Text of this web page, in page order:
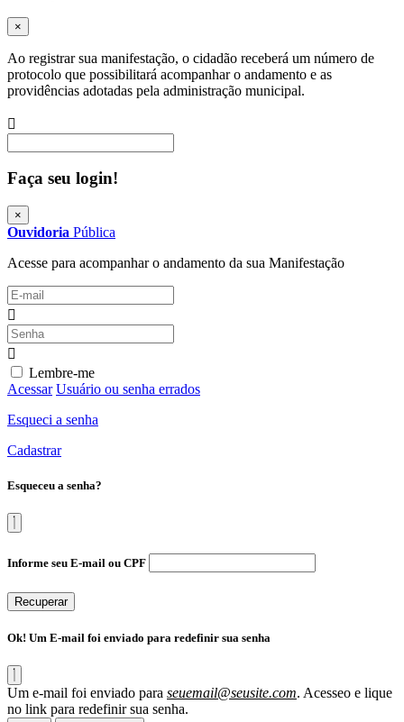
×
Ao registrar sua manifestação, o cidadão receberá um número de
protocolo que possibilitará acompanhar o andamento e as
providências adotadas pela administração municipal.
Faça seu login!
×
Ouvidoria Pública
Acesse para acompanhar o andamento da sua Manifestação
Lembre-me
Acessar Usuário ou senha errados
Esqueci a senha
Cadastrar
Esqueceu a senha?
Informe seu E-mail ou CPF
Recuperar
Ok! Um E-mail foi enviado para redefinir sua senha
Um e-mail foi enviado para seuemail@seusite.com. Acesseo e lique
no link para redefinir sua senha.